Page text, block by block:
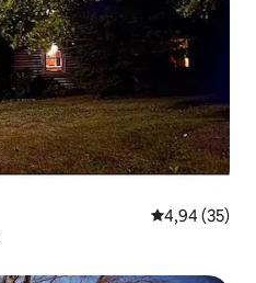
Gemiddelde
4,94 (35)